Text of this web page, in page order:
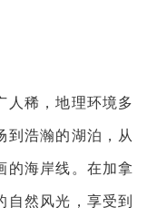
人稀，地理环境多
到浩瀚的湖泊，从
的海岸线。在加拿
自然风光，享受到